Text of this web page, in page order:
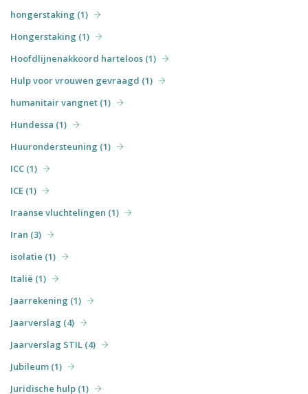
hongerstaking (1)
Hongerstaking (1)
Hoofdlijnenakkoord harteloos (1)
Hulp voor vrouwen gevraagd (1)
humanitair vangnet (1)
Hundessa (1)
Huurondersteuning (1)
ICC (1)
ICE (1)
Iraanse vluchtelingen (1)
Iran (3)
isolatie (1)
Italië (1)
Jaarrekening (1)
Jaarverslag (4)
Jaarverslag STIL (4)
Jubileum (1)
Juridische hulp (1)